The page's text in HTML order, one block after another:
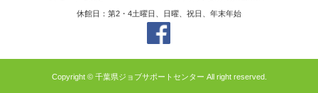
休館日：第2・4土曜日、日曜、祝日、年末年始
Copyright © 千葉県ジョブサポートセンター All right reserved.